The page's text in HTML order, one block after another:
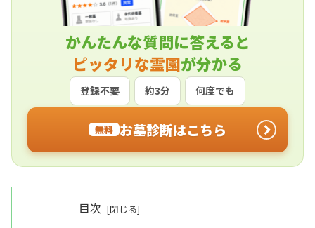
かんたんな質問に答えると
ピッタリな霊園が分かる
登録不要 約3分 何度でも
無料 お墓診断はこちら
目次